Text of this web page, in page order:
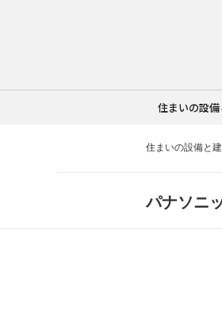
住まいの設
住まいの設備と
パナソニ